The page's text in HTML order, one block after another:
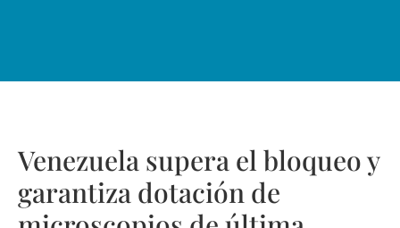
Venezuela supera el bloqueo y
garantiza dotación de